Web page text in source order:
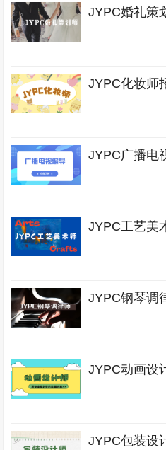
JYPC婚礼策
JYPC化妆师
JYPC广播电
JYPC工艺美
JYPC钢琴调
JYPC动画设
JYPC包装设